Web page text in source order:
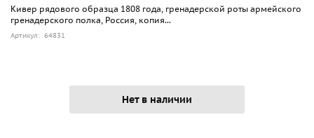
Кивер рядового образца 1808 года, гренадерской роты армейского
гренадерского полка, Россия, копия...
Артикул: 64831
Нет в наличии